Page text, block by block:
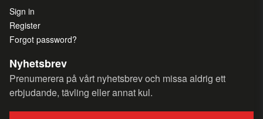
Sign in
Register
Forgot password?
Nyhetsbrev
Prenumerera på vårt nyhetsbrev och missa aldrig ett
erbjudande, tävling eller annat kul.